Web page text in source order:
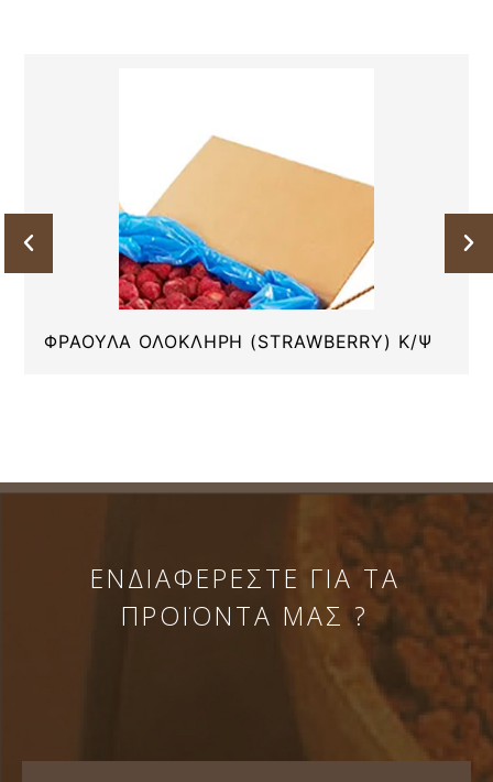
ΦΡΑΟΥΛΑ ΟΛΟΚΛΗΡΗ (STRAWBERRY) Κ/Ψ
ΕΝΔΙΑΦΕΡΕΣΤΕ ΓΙΑ ΤΑ
ΠΡΟΪΟΝΤΑ ΜΑΣ ?